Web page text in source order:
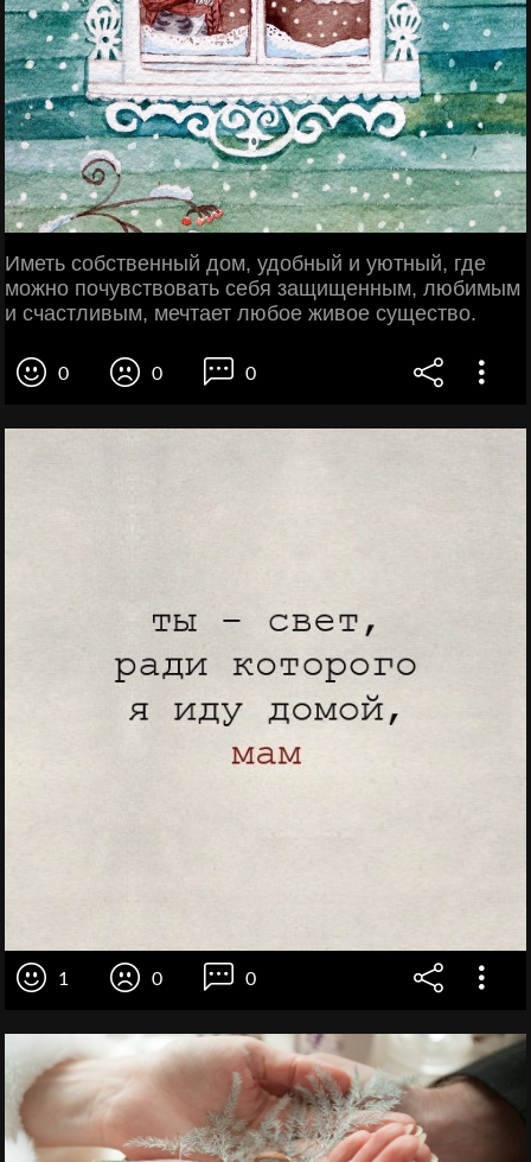
Иметь собственный дом, удобный и уютный, где
можно почувствовать себя защищенным, любимым
и счастливым, мечтает любое живое существо.
0 0 0
1 0 0